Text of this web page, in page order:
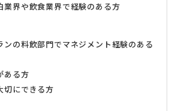
業界や飲食業界で経験のある方
ンの料飲部門でマネジメント経験のある
ある方
切にできる方